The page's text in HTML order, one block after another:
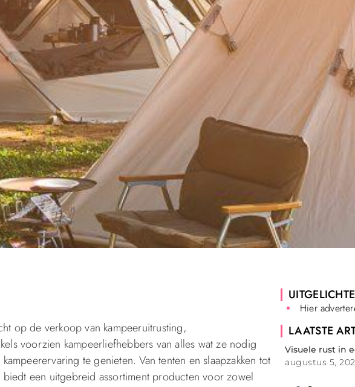
op de verkoop van kampeeruitrusting,
voorzien kampeerliefhebbers van alles wat ze nodig
te genieten. Van tenten en slaapzakken tot
een uitgebreid assortiment producten voor zowel
Hier
LAATSTE
Visuele rust in
augustus 5,